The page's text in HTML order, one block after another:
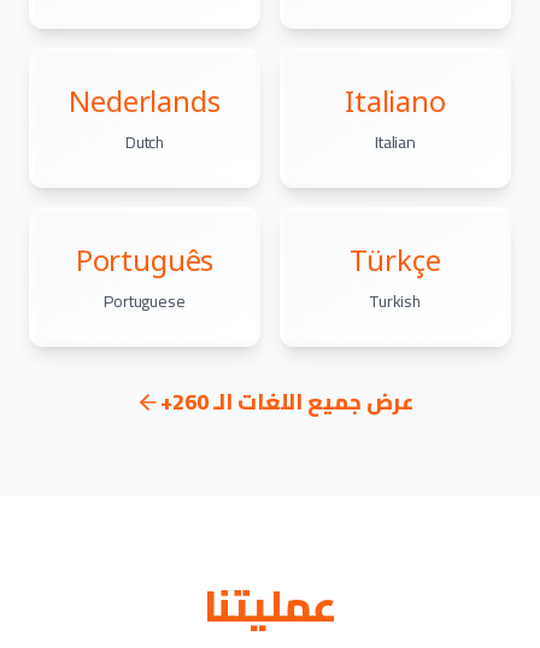
Italiano
Italian
Nederlands
Dutch
Türkçe
Turkish
Português
Portuguese
عرض جميع اللغات الـ 260+
عمليتنا